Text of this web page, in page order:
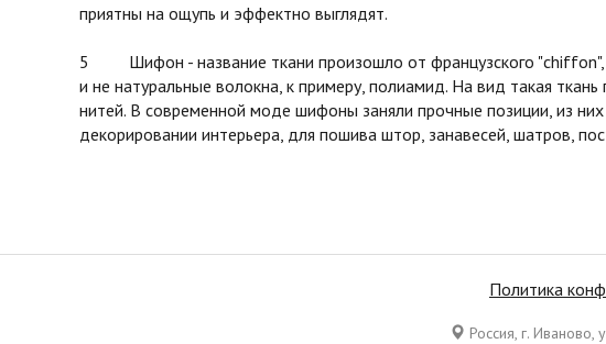
приятны на ощупь и эффектно выглядят.
5 Шифон - название ткани произошло от французского "chiffon",
и не натуральные волокна, к примеру, полиамид. На вид такая
нитей. В современной моде шифоны заняли прочные позиции, из
декорировании интерьера, для пошива штор, занавесей, шатров,
Политика
Россия, г. Иваново,